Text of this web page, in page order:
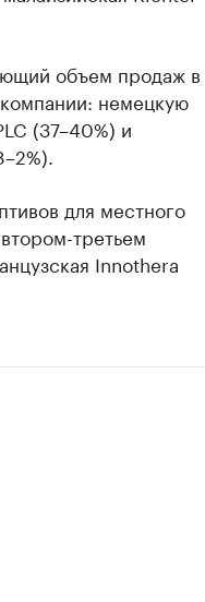
объем продаж в
немецкую
(37–40%) и
для местного
третьем
Innothera